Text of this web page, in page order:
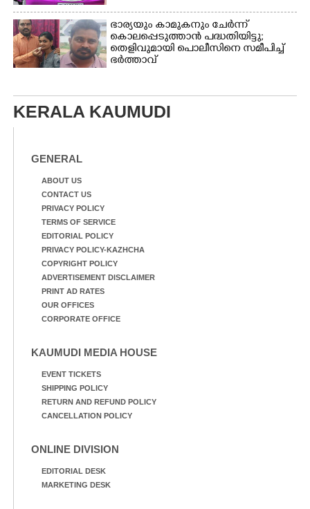
ഭാര്യയും കാമുകനും ചേർന്ന്
കൊലപ്പെടുത്താൻ പദ്ധതിയിട്ടു;
തെളിവുമായി പൊലീസിനെ സമീപിച്ച്
ഭർത്താവ്
KERALA KAUMUDI
GENERAL
ABOUT US
CONTACT US
PRIVACY POLICY
TERMS OF SERVICE
EDITORIAL POLICY
PRIVACY POLICY-KAZHCHA
COPYRIGHT POLICY
ADVERTISEMENT DISCLAIMER
PRINT AD RATES
OUR OFFICES
CORPORATE OFFICE
KAUMUDI MEDIA HOUSE
EVENT TICKETS
SHIPPING POLICY
RETURN AND REFUND POLICY
CANCELLATION POLICY
ONLINE DIVISION
EDITORIAL DESK
MARKETING DESK